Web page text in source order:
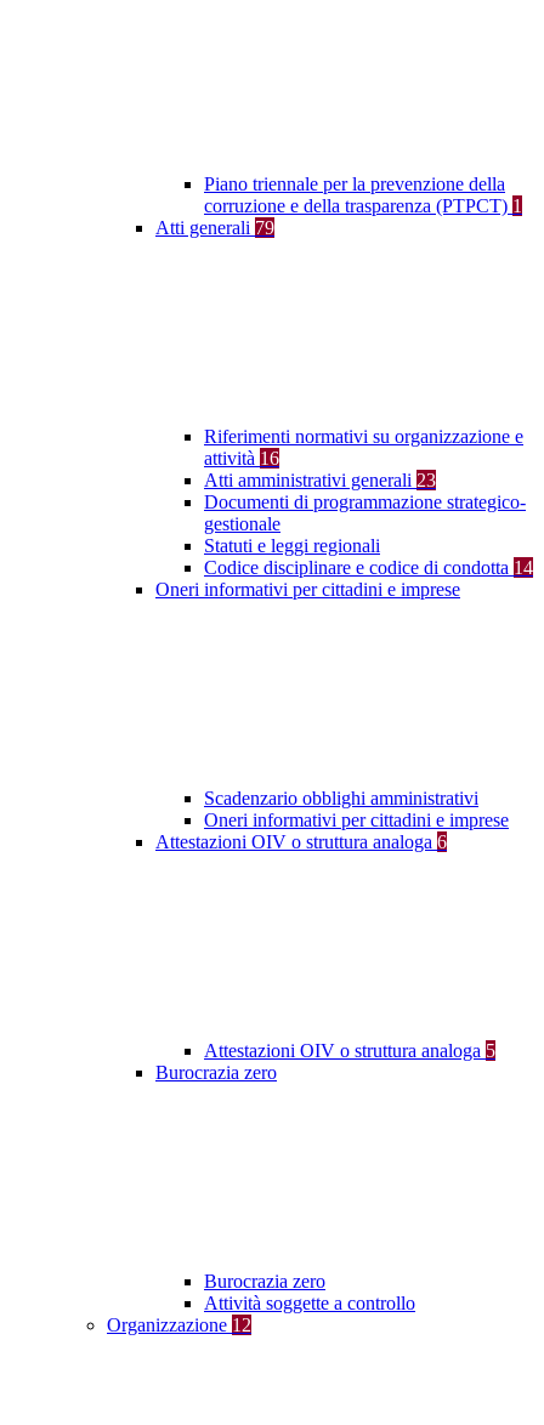
Piano triennale per la prevenzione della
corruzione e della trasparenza (PTPCT) 1
Atti generali 79
Riferimenti normativi su organizzazione e
attività 16
Atti amministrativi generali 23
Documenti di programmazione strategico-
gestionale
Statuti e leggi regionali
Codice disciplinare e codice di condotta 14
Oneri informativi per cittadini e imprese
Scadenzario obblighi amministrativi
Oneri informativi per cittadini e imprese
Attestazioni OIV o struttura analoga 6
Attestazioni OIV o struttura analoga 5
Burocrazia zero
Burocrazia zero
Attività soggette a controllo
Organizzazione 12